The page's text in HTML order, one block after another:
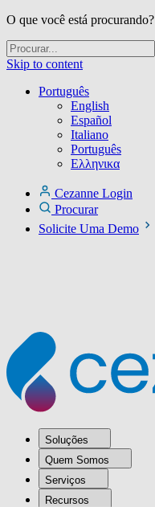
O que você está procurando?
Skip to content
Português
English
Español
Italiano
Português
Ελληνικα
Cezanne Login
Procurar
Solicite Uma Demo
Soluções
Quem Somos
Serviços
Recursos